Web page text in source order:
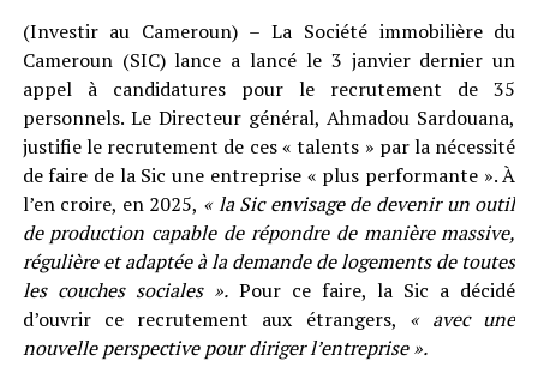
(Investir au Cameroun) – La Société immobilière du
Cameroun (SIC) lance a lancé le 3 janvier dernier un
appel à candidatures pour le recrutement de 35
personnels. Le Directeur général, Ahmadou Sardouana,
justifie le recrutement de ces « talents » par la nécessité
de faire de la Sic une entreprise « plus performante ». À
l’en croire, en 2025, « la Sic envisage de devenir un outil
de production capable de répondre de manière massive,
régulière et adaptée à la demande de logements de toutes
les couches sociales ».Pour ce faire, la Sic a décidé
d’ouvrir ce recrutement aux étrangers, « avec une
nouvelle perspective pour diriger l’entreprise ».